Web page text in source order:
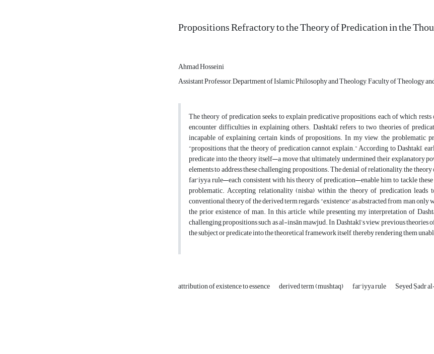
Propositions Refractory to the Theory of Predication in the
Ahmad Hosseini
Assistant Professor, Department of Islamic Philosophy and Theology, Faculty of Theology
The theory of predication seeks to explain predicative propositions, each of which
encounter difficulties in explaining others. Dashtakī refers to two theories of
incapable of explaining certain kinds of propositions. In my view, the problematic
“propositions that the theory of predication cannot explain.” According to Dashtakī,
predicate into the theory itself—a move that ultimately undermined their explanatory
elements to address these challenging propositions. The denial of relationality, the
far‘iyya rule—each consistent with his theory of predication—enable him to tackle
problematic. Accepting relationality (nisba) within the theory of predication leads
conventional theory of the derived term regards “existence” as abstracted from man
the prior existence of man. In this article, while presenting my interpretation of
challenging propositions such as al-insān mawjud. In Dashtakī’s view, previous
the subject or predicate into the theoretical framework itself, thereby rendering them
attribution of existence to essence derived term (mushtaq) far‘iyya rule Seyed Ṣadr